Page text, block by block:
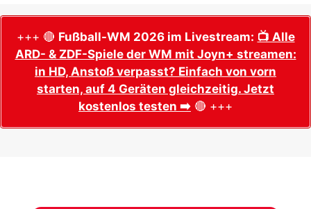
+++ 🔴 Fußball-WM 2026 im Livestream: 📺 Alle
ARD- & ZDF-Spiele der WM mit Joyn+ streamen:
in HD, Anstoß verpasst? Einfach von vorn
starten, auf 4 Geräten gleichzeitig. Jetzt
kostenlos testen ➡️ 🔴 +++